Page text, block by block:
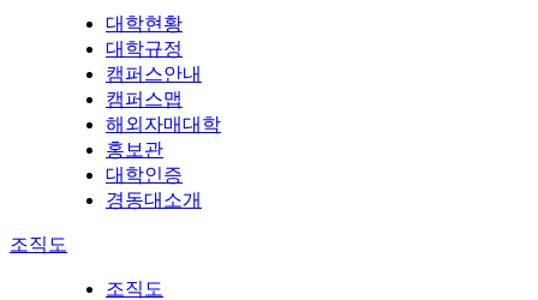
대학현황
대학규정
캠퍼스안내
캠퍼스맵
해외자매대학
홍보관
대학인증
경동대소개
조직도
조직도